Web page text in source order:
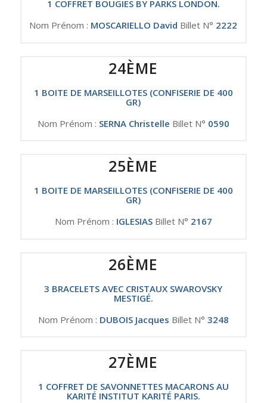
1 COFFRET BOUGIES BY PARKS LONDON.
Nom Prénom : MOSCARIELLO David Billet N° 2222
24ÈME
1 BOITE DE MARSEILLOTES (CONFISERIE DE 400
GR)
Nom Prénom : SERNA Christelle Billet N° 0590
25ÈME
1 BOITE DE MARSEILLOTES (CONFISERIE DE 400
GR)
Nom Prénom : IGLESIASBillet N° 2167
26ÈME
3 BRACELETS AVEC CRISTAUX SWAROVSKY
MESTIGÉ.
Nom Prénom : DUBOIS Jacques Billet N° 3248
27ÈME
1 COFFRET DE SAVONNETTES MACARONS AU
KARITÉ INSTITUT KARITÉ PARIS.